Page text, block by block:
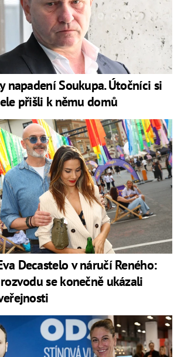
napadení Soukupa. Útočníci si
přišli k němu domů
Decastelo v náručí Reného:
se konečně ukázali